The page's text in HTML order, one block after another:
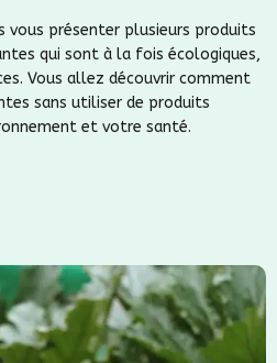
vous présenter plusieurs produits
qui sont à la fois écologiques,
Vous allez découvrir comment
sans utiliser de produits
et votre santé.